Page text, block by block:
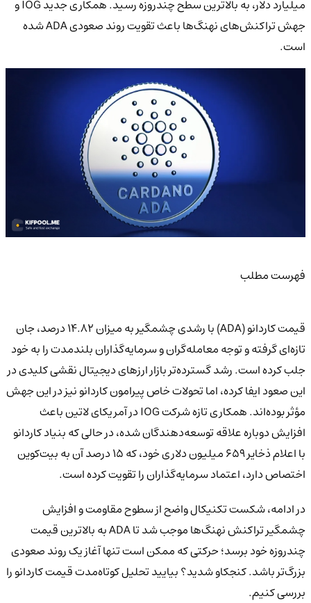
میلیارد دلار، به بالاترین سطح چندروزه رسید. همکاری جدید IOG و
جهش تراکنش‌های نهنگ‌ها باعث تقویت روند صعودی ADA شده
است.
فهرست مطلب
قیمت کاردانو (ADA) با رشدی چشمگیر به میزان ۱۴.۸۲ درصد، جان
تازه‌ای گرفته و توجه معامله‌گران و سرمایه‌گذاران بلندمدت را به خود
جلب کرده است. رشد گسترده‌تر بازار ارزهای دیجیتال نقشی کلیدی در
این صعود ایفا کرده، اما تحولات خاص پیرامون کاردانو نیز در این جهش
مؤثر بوده‌اند. همکاری تازه شرکت IOG در آمریکای لاتین باعث
افزایش دوباره علاقه توسعه‌دهندگان شده، در حالی‌ که بنیاد کاردانو
با اعلام ذخایر ۶۵۹ میلیون دلاری خود، که ۱۵ درصد آن به بیت‌کوین
اختصاص دارد، اعتماد سرمایه‌گذاران را تقویت کرده است.
در ادامه، شکست تکنیکال واضح از سطوح مقاومت و افزایش
چشمگیر تراکنش نهنگ‌ها موجب شد تا ADA به بالاترین قیمت
چندروزه خود برسد؛ حرکتی که ممکن است تنها آغاز یک روند صعودی
بزرگ‌تر باشد. کنجکاو شدید؟ بیایید تحلیل کوتاه‌مدت قیمت کاردانو را
بررسی کنیم.